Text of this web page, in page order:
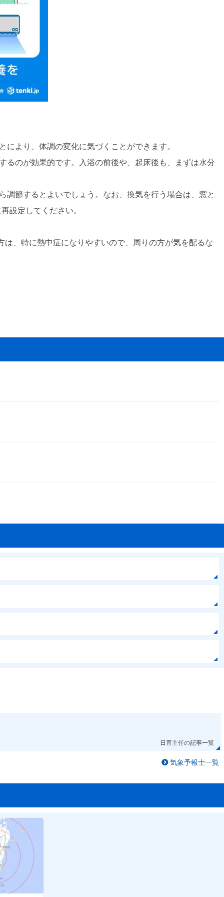
より、体調の変化に気づくことができます。
のが効果的です。入浴の前後や、起床後も、まずは水分
節するとよいでしょう。なお、換気を行う場合は、窓と
設定してください。
、特に熱中症になりやすいので、周りの方が気を配るな
日直主任の記事一覧
気象予報士一覧